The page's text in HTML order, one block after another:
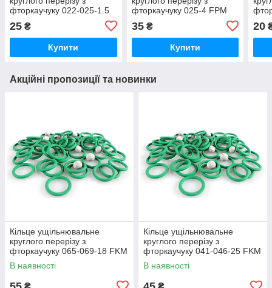
фторкаучуку 022-025-1.5
FРM 75 чорне термостійке
25 ₴
Купити
фторкаучуку 025-4 FРM
35₴
Купити
20
Акційні пропозиції та новинки
Кільце ущільнювальне
круглого перерізу з
фторкаучуку 065-069-18 FKM
зелене термостійке
В наявності
Кільце ущільнювальне
круглого перерізу з
фторкаучуку 041-046-25 FKM
зелене термостійке
В наявності